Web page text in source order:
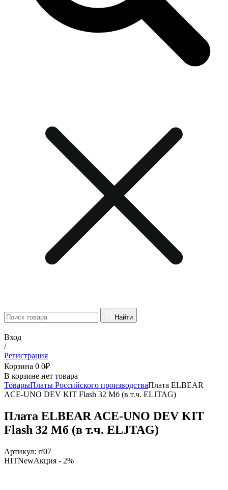
Найти
Вход
/
Регистрация
Корзина 0 0₽
В корзине нет товара
ТоварыПлаты Российского производстваПлата ELBEAR
ACE-UNO DEV KIT Flash 32 Мб (в т.ч. ELJTAG)
Плата ELBEAR ACE-UNO DEV KIT
Flash 32 Мб (в т.ч. ELJTAG)
Артикул: rf07
HITNewАкция - 2%